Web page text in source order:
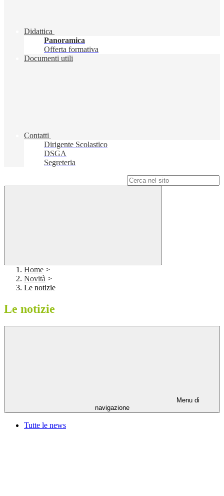
Didattica
Panoramica
Offerta formativa
Documenti utili
Contatti
Dirigente Scolastico
DSGA
Segreteria
Home >
Novità >
Le notizie
Le notizie
Menu di
navigazione
Tutte le news